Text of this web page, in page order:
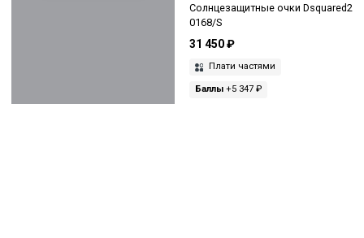
Солнцезащитные очки Dsquared2
0168/S
31 450 ₽
Плати частями
Баллы+5 347 ₽